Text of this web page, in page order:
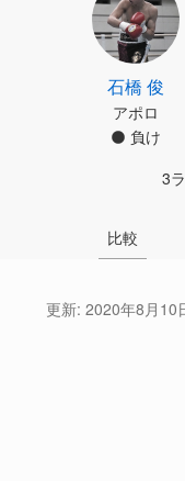
石橋 俊
アポロ
負け
3
比較
更新: 2020年8月10